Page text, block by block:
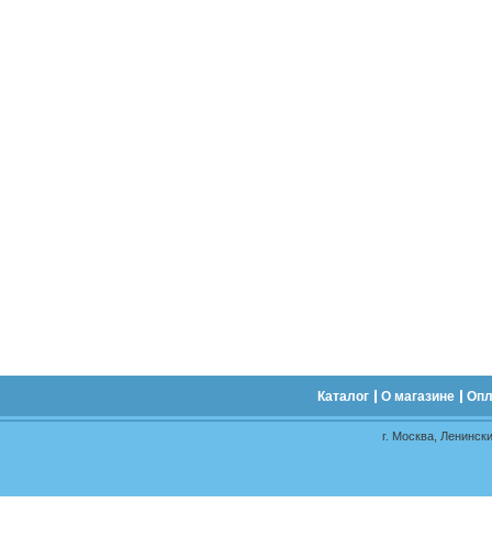
Каталог О магазине
г. Москва,